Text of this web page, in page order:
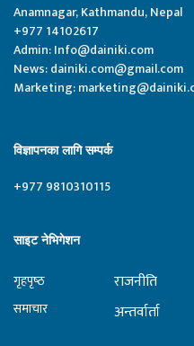
Anamnagar, Kathmandu, Nepal
+977 14102617
Admin:Info@dainiki.com
News:dainiki.com@gmail.com
Marketing:
विज्ञापनका लागि सम्पर्क
+977 9810310115
साइट नेभिगेशन
गृहपृष्‍ठ
समाचार
राजनीति
अन्तर्वार्ता